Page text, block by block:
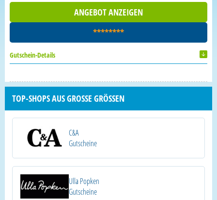
ANGEBOT ANZEIGEN
********
Gutschein-Details
TOP-SHOPS AUS GROSSE GRÖSSEN
C&A
Gutscheine
Ulla Popken
Gutscheine